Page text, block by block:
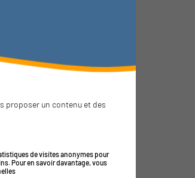
proposer un contenu et des
de visites anonymes pour
Pour en savoir davantage, vous